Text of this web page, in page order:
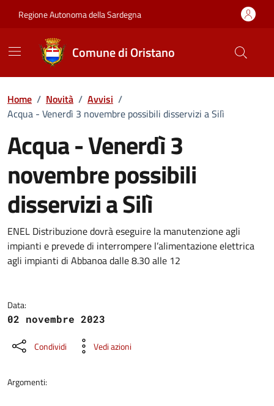
Regione Autonoma della Sardegna
Comune di Oristano
Home / Novità / Avvisi /
Acqua - Venerdì 3 novembre possibili disservizi a Silì
Acqua - Venerdì 3
novembre possibili
disservizi a Silì
Dettagli della notizia
ENEL Distribuzione dovrà eseguire la manutenzione agli
impianti e prevede di interrompere l’alimentazione elettrica
agli impianti di Abbanoa dalle 8.30 alle 12
Data:
02 novembre 2023
Condividi Vedi azioni
Argomenti: